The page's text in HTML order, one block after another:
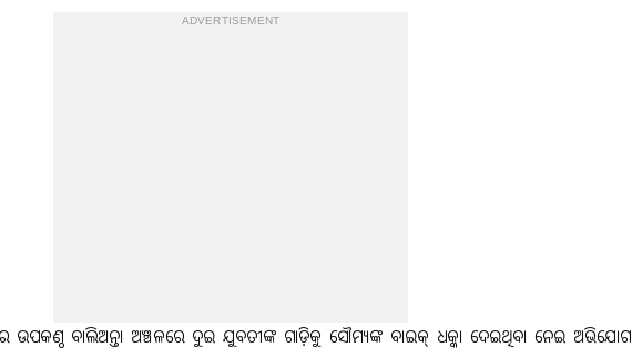
ADVERTISEMENT
ଉପକଣ୍ଠ ବାଲିଅନ୍ତା ଅଞ୍ଚଳରେ ଦୁଇ ଯୁବତୀଙ୍କ ଗାଡ଼ିକୁ ସୌମ୍ୟଙ୍କ ବାଇକ୍ ଧକ୍କା ଦେଇଥିବା ନେଇ ଅଭିଯୋଗ